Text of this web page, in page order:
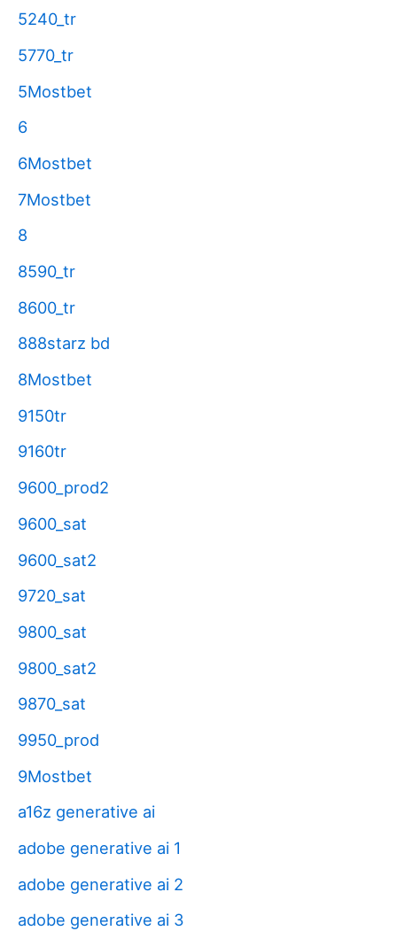
5240_tr
5770_tr
5Mostbet
6
6Mostbet
7Mostbet
8
8590_tr
8600_tr
888starz bd
8Mostbet
9150tr
9160tr
9600_prod2
9600_sat
9600_sat2
9720_sat
9800_sat
9800_sat2
9870_sat
9950_prod
9Mostbet
a16z generative ai
adobe generative ai 1
adobe generative ai 2
adobe generative ai 3